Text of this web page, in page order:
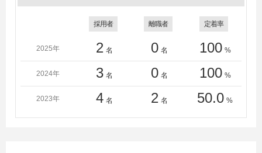
採用者 離職者 定着率
2025年 2 名 0 名 100 %
2024年 3 名 0 名 100 %
2023年 4 名 2 名 50.0 %